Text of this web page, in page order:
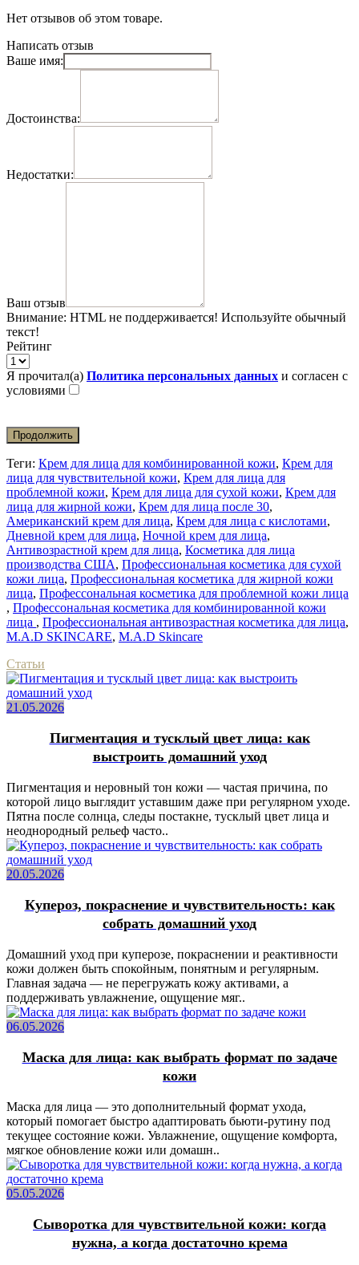
Нет отзывов об этом товаре.
Написать отзыв
Ваше имя:
Достоинства:
Недостатки:
Ваш отзыв
Внимание: HTML не поддерживается! Используйте обычный
текст!
Рейтинг
Я прочитал(а) Политика персональных данных и согласен с
условиями
Продолжить
Теги: Крем для лица для комбинированной кожи, Крем для
лица для чувствительной кожи, Крем для лица для
проблемной кожи, Крем для лица для сухой кожи, Крем для
лица для жирной кожи, Крем для лица после 30,
Американский крем для лица, Крем для лица с кислотами,
Дневной крем для лица, Ночной крем для лица,
Антивозрастной крем для лица, Косметика для лица
производства США, Профессиональная косметика для сухой
кожи лица, Профессиональная косметика для жирной кожи
лица, Профессональная косметика для проблемной кожи лица
, Профессональная косметика для комбинированной кожи
лица , Профессиональная антивозрастная косметика для лица,
M.A.D SKINCARE, M.A.D Skincare
Статьи
21.05.2026
Пигментация и тусклый цвет лица: как
выстроить домашний уход
Пигментация и неровный тон кожи — частая причина, по
которой лицо выглядит уставшим даже при регулярном уходе.
Пятна после солнца, следы постакне, тусклый цвет лица и
неоднородный рельеф часто..
20.05.2026
Купероз, покраснение и чувствительность: как
собрать домашний уход
Домашний уход при куперозе, покраснении и реактивности
кожи должен быть спокойным, понятным и регулярным.
Главная задача — не перегружать кожу активами, а
поддерживать увлажнение, ощущение мяг..
06.05.2026
Маска для лица: как выбрать формат по задаче
кожи
Маска для лица — это дополнительный формат ухода,
который помогает быстро адаптировать бьюти-рутину под
текущее состояние кожи. Увлажнение, ощущение комфорта,
мягкое обновление кожи или домашн..
05.05.2026
Сыворотка для чувствительной кожи: когда
нужна, а когда достаточно крема